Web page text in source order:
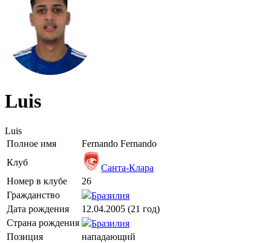
Luis
Luis
Полное имя
Fernando Fernando
Клуб
Санта-Клара
Номер в клубе
26
Гражданство
Бразилия
Дата рождения
12.04.2005 (21 год)
Страна рождения
Бразилия
Позиция
нападающий